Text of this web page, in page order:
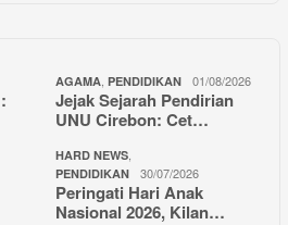
AGAMA PENDIDIKAN 01/08/2026
Jejak Sejarah Pendirian
UNU Cirebon: Cet…
HARD NEWS
PENDIDIKAN 30/07/2026
Peringati Hari Anak
Nasional 2026, Kilan…